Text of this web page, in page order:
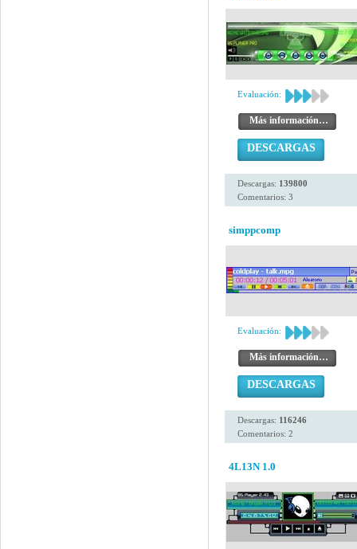
Evaluación:
Más información…
DESCARGAS
Descargas: 139800
Comentarios: 3
simppcomp
Evaluación:
Más información…
DESCARGAS
Descargas: 116246
Comentarios: 2
4L13N 1.0